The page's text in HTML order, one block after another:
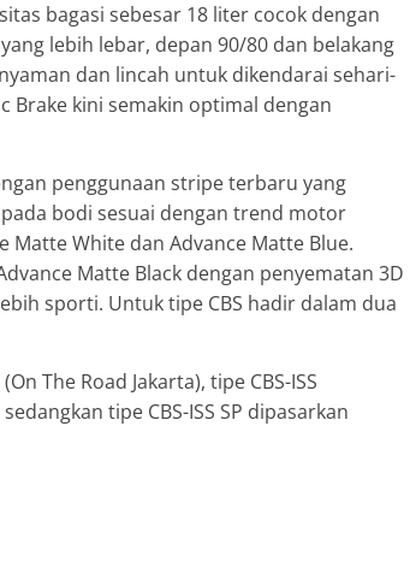
bagasi sebesar 18 liter cocok dengan
lebih lebar, depan 90/80 dan belakang
dan lincah untuk dikendarai sehari-
Brake kini semakin optimal dengan
penggunaan stripe terbaru yang
bodi sesuai dengan trend motor
Matte White dan Advance Matte Blue.
Matte Black dengan penyematan 3D
sporti. Untuk tipe CBS hadir dalam dua
The Road Jakarta), tipe CBS-ISS
tipe CBS-ISS SP dipasarkan